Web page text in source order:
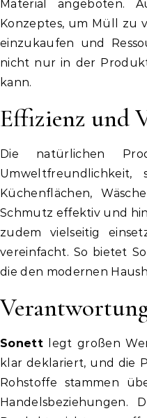
Material angeboten.
Konzeptes, um Müll zu
einzukaufen und
nicht nur in der
kann.
Effizienz und
Die natürlichen
Küchenflächen,
Schmutz effektiv und
zudem vielseitig
vereinfacht. So bietet
die den modernen
Sonettlegt großen
klar deklariert, und die
Rohstoffe stammen
Handelsbeziehungen.